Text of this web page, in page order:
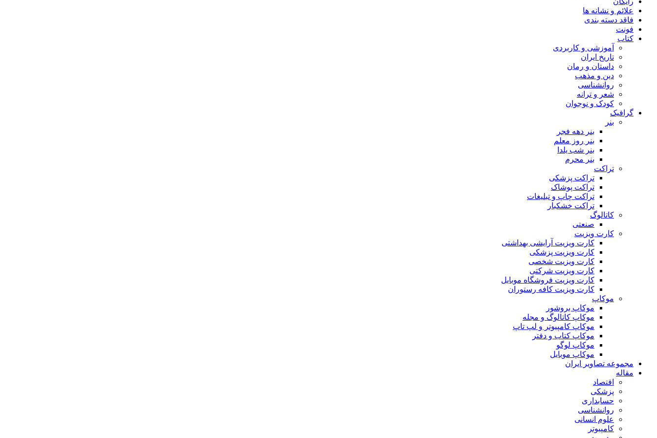
علائم و نشانه ها
فاقد دسته بندی
فونت
کتاب
آموزشی و کاربردی
تاریخ ایران
داستان و رمان
دین و مذهب
روانشناسی
شعر و ترانه
کودک و نوجوان
گرافیک
بنر
بنر دهه فجر
بنر روز معلم
بنر شب یلدا
بنر محرم
تراکت
تراکت پزشکی
تراکت پوشاک
تراکت چاپ و تبلیغات
تراکت خشکبار
کاتالوگ
صنعتی
کارت ویزیت
کارت ویزیت آرایشی بهداشتی
کارت ویزیت پزشکی
کارت ویزیت شخصی
کارت ویزیت شرکتی
کارت ویزیت فروشگاه موبایل
کارت ویزیت کافه رستوران
موکاپ
موکاپ بروشور
موکاپ کاتالوگ و مجله
موکاپ کامپیوتر و لپ تاپ
موکاپ کتاب و دفتر
موکاپ لوگو
موکاپ موبایل
مجموعه تصاویر ایران
مقاله
اقتصاد
پزشکی
حسابداری
روانشناسی
علوم انسانی
کامپیوتر